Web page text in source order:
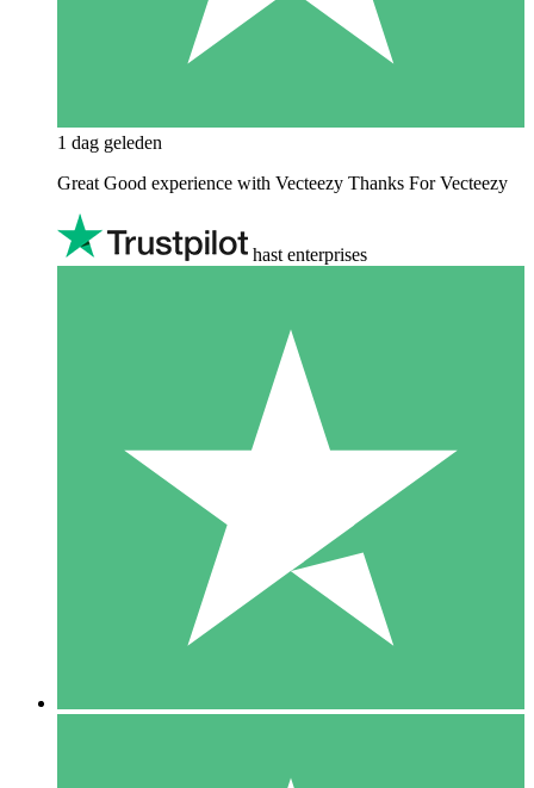
1 dag geleden
Great Good experience with Vecteezy Thanks For Vecteezy
hast enterprises